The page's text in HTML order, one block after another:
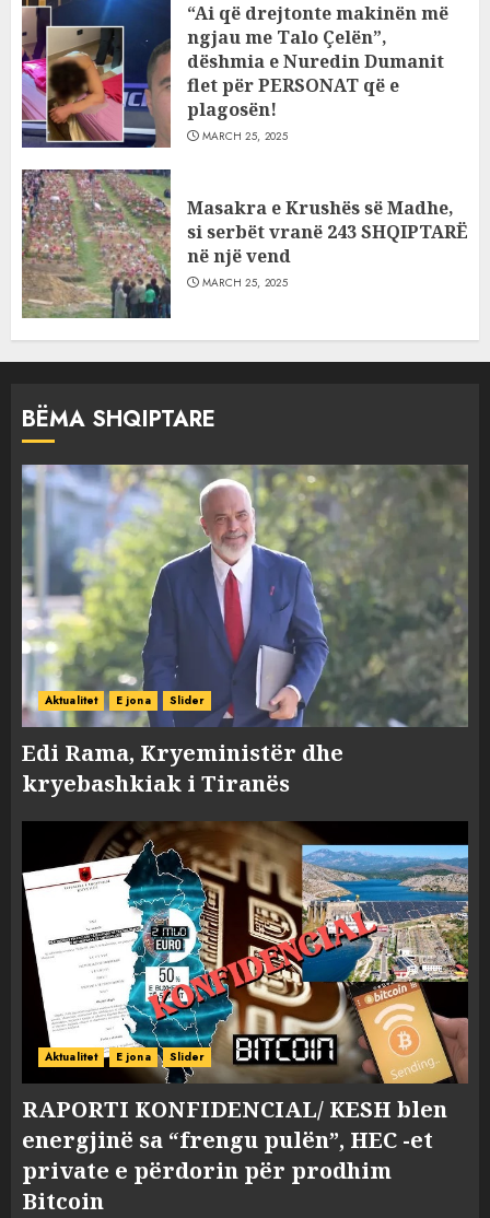
“Ai që drejtonte makinën më
ngjau me Talo Çelën”,
dëshmia e Nuredin Dumanit
flet për PERSONAT që e
plagosën!
MARCH 25, 2025
Masakra e Krushës së Madhe,
si serbët vranë 243 SHQIPTARË
në një vend
MARCH 25, 2025
BËMA SHQIPTARE
Aktualitet E jona Slider
Edi Rama, Kryeministër dhe
kryebashkiak i Tiranës
Aktualitet E jona Slider
RAPORTI KONFIDENCIAL/ KESH blen
energjinë sa “frengu pulën”, HEC -et
private e përdorin për prodhim
Bitcoin